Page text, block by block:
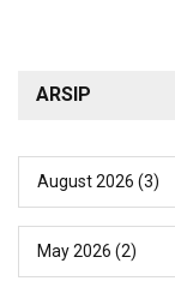
ARSIP
August 2026 (3)
May 2026 (2)